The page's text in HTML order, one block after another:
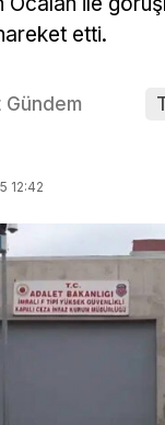
etti.
Gündem
12:42